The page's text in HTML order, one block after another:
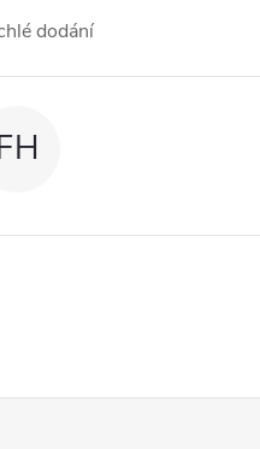
dodání